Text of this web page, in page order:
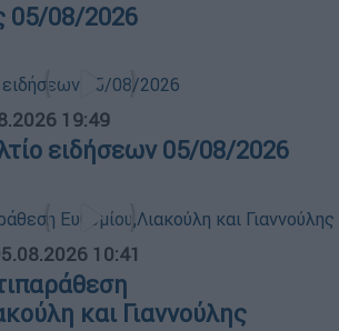
05/08/2026
19:49
ειδήσεων 05/08/2026
10:41
και Γιαννούλης